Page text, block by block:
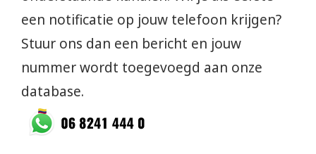
een notificatie op jouw telefoon krijgen?
Stuur ons dan een bericht en jouw
nummer wordt toegevoegd aan onze
database.